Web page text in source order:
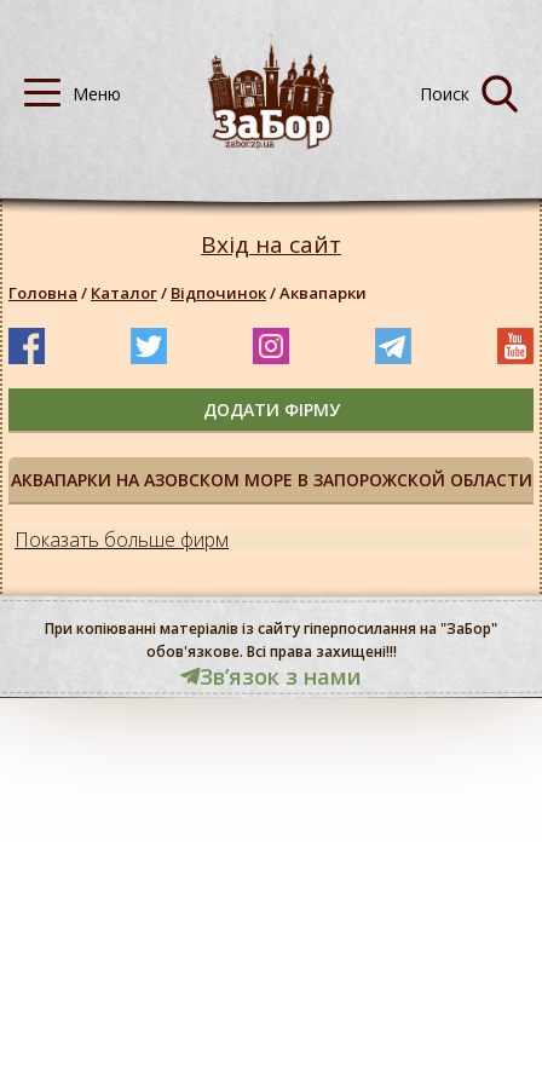
АКВАПАРКИ НА АЗОВСКОМ МОРЕ В ЗАПОРОЖСКОЙ ОБЛАСТИ
Показать больше фирм
Вхід на сайт
Головна / Каталог/ Відпочинок/Аквапарки
ДОДАТИ ФІРМУ
При копіюванні матеріалів із сайту гіперпосилання на "ЗаБор"
обов'язкове. Всі права захищені!!!
Звʼязок з нами